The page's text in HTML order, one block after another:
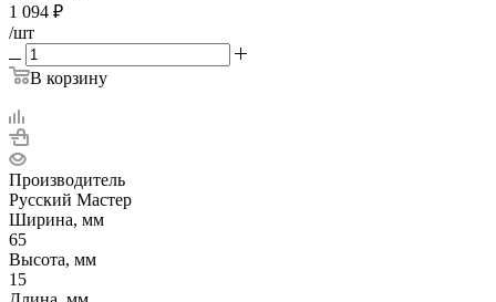
1 094 ₽
/шт
В корзину
Производитель
Русский Мастер
Ширина, мм
65
Высота, мм
15